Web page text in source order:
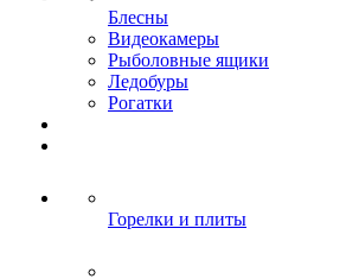
Блесны
Видеокамеры
Рыболовные ящики
Ледобуры
Рогатки
Горелки и плиты